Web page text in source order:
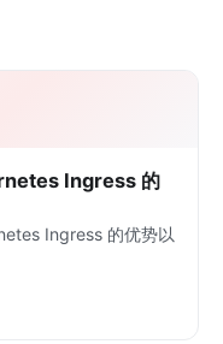
Ingress 的
Ingress 的优势以